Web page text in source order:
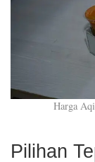
Harga
Pilihan